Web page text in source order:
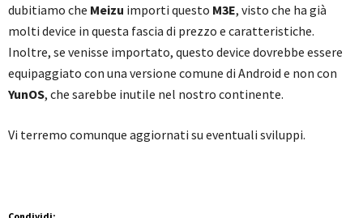
dubitiamo che Meizu importi questo M3E, visto che ha già
molti device in questa fascia di prezzo e caratteristiche.
Inoltre, se venisse importato, questo device dovrebbe essere
equipaggiato con una versione comune di Android e non con
YunOS, che sarebbe inutile nel nostro continente.
Vi terremo comunque aggiornati su eventuali sviluppi.